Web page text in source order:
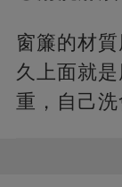
窗簾的材
久上面就
重，自己洗